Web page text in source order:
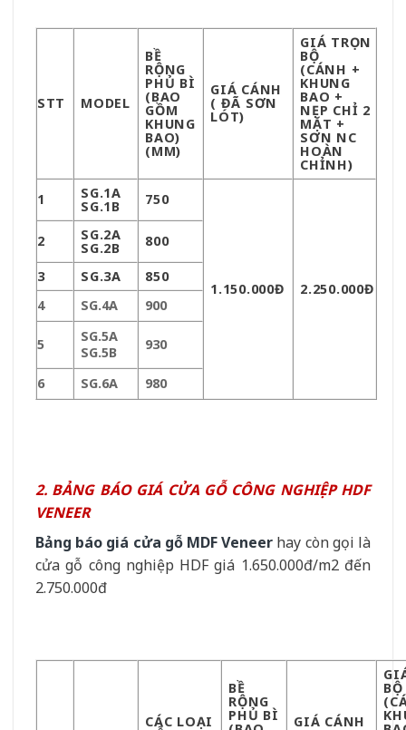
STT MODEL
BỀ
RỘNG
PHỦ BÌ
(BAO
GỒM
KHUNG
BAO)
(MM)
GIÁ CÁNH
( ĐÃ SƠN
LÓT)
GIÁ TRỌN
BỘ
(CÁNH +
KHUNG
BAO +
NẸP CHỈ 2
MẶT +
SƠN NC
HOÀN
CHỈNH)
1
SG.1A
SG.1B 750
1.150.000Đ 2.250.000Đ
2 SG.2A
SG.2B 800
3 SG.3A
850
4
SG.4A 900
5
SG.5A
SG.5B
930
6 SG.6A 980
2. BẢNG BÁO GIÁ CỬA GỖ CÔNG NGHIỆP HDF
VENEER
Bảng báo giá cửa gỗ MDF Veneer hay còn gọi là
cửa gỗ công nghiệp HDF giá 1.650.000đ/m2 đến
2.750.000đ
CÁC LOẠI
BỀ
RỘNG
PHỦ BÌ GIÁ CÁNH
BỘ